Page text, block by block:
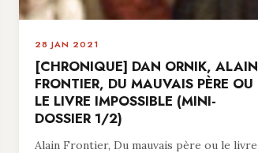
28 JAN 2021
[CHRONIQUE] DAN ORNIK, ALAIN
FRONTIER, DU MAUVAIS PÈRE OU
LE LIVRE IMPOSSIBLE (MINI-
DOSSIER 1/2)
Alain Frontier, Du mauvais père ou le livre